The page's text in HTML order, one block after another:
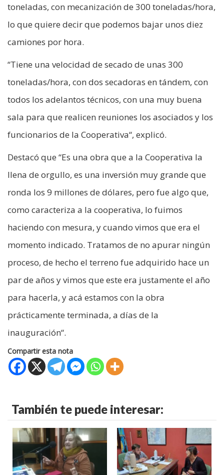
toneladas, con mecanización de 300 toneladas/hora,
lo que quiere decir que podemos bajar unos diez
camiones por hora.
“Tiene una velocidad de secado de unas 300
toneladas/hora, con dos secadoras en tándem, con
todos los adelantos técnicos, con una muy buena
sala para que realicen reuniones los asociados y los
funcionarios de la Cooperativa“, explicó.
Destacó que “Es una obra que a la Cooperativa la
llena de orgullo, es una inversión muy grande que
ronda los 9 millones de dólares, pero fue algo que,
como caracteriza a la cooperativa, lo fuimos
haciendo con mesura, y cuando vimos que era el
momento indicado. Tratamos de no apurar ningún
proceso, de hecho el terreno fue adquirido hace un
par de años y vimos que este era justamente el año
para hacerla, y acá estamos con la obra
prácticamente terminada, a días de la
inauguración“.
Compartir esta nota
También te puede interesar: